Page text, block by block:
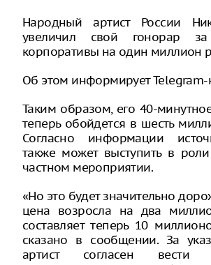
Народный артист России
увеличил свой гонорар за
корпоративы на один миллион
Об этом информирует Telegram-
Таким образом, его 40-
теперь обойдется в шесть
Согласно информации
также может выступить в
частном мероприятии.
«Но это будет значительно
цена возросла на два
составляет теперь 10
сказано в сообщении. За
артист согласен вести